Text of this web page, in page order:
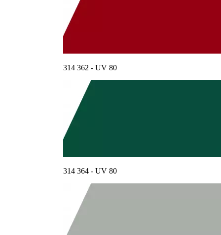
314 362 - UV 80
314 364 - UV 80